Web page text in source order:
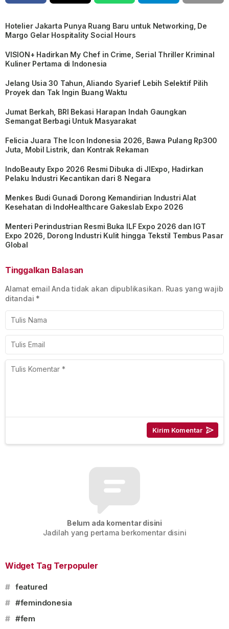
Hotelier Jakarta Punya Ruang Baru untuk Networking, De
Margo Gelar Hospitality Social Hours
VISION+ Hadirkan My Chef in Crime, Serial Thriller Kriminal
Kuliner Pertama di Indonesia
Jelang Usia 30 Tahun, Aliando Syarief Lebih Selektif Pilih
Proyek dan Tak Ingin Buang Waktu
Jumat Berkah, BRI Bekasi Harapan Indah Gaungkan
Semangat Berbagi Untuk Masyarakat
Felicia Juara The Icon Indonesia 2026, Bawa Pulang Rp300
Juta, Mobil Listrik, dan Kontrak Rekaman
IndoBeauty Expo 2026 Resmi Dibuka di JIExpo, Hadirkan
Pelaku Industri Kecantikan dari 8 Negara
Menkes Budi Gunadi Dorong Kemandirian Industri Alat
Kesehatan di IndoHealthcare Gakeslab Expo 2026
Menteri Perindustrian Resmi Buka ILF Expo 2026 dan IGT
Expo 2026, Dorong Industri Kulit hingga Tekstil Tembus Pasar
Global
Tinggalkan Balasan
Alamat email Anda tidak akan dipublikasikan. Ruas yang wajib
ditandai *
Belum ada komentar disini
Jadilah yang pertama berkomentar disini
Widget Tag Terpopuler
# featured
# #femindonesia
# #fem